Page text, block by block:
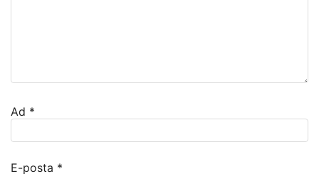
Ad *
E-posta *